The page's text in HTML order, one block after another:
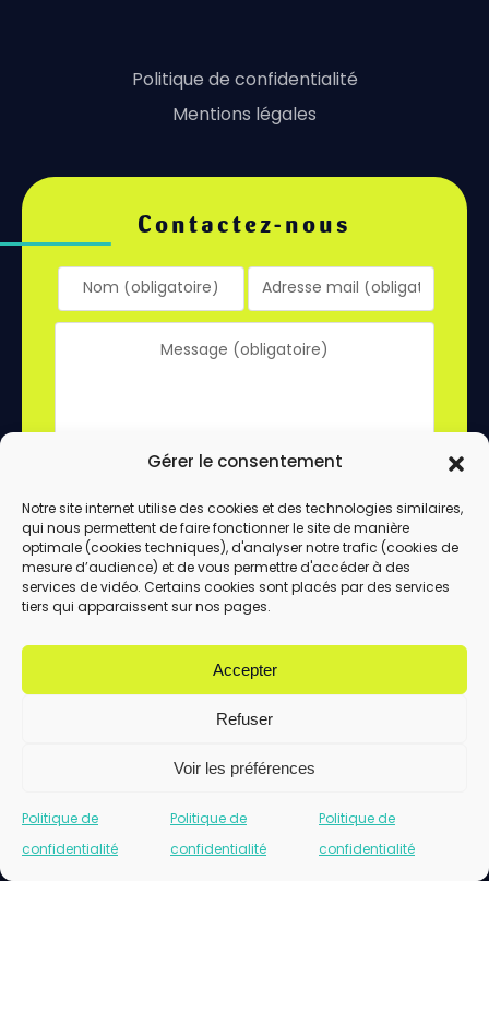
Gérer le consentement
Notre site internet utilise des cookies et des technologies similaires,
qui nous permettent de faire fonctionner le site de manière
optimale (cookies techniques), d'analyser notre trafic (cookies de
mesure d’audience) et de vous permettre d'accéder à des
services de vidéo. Certains cookies sont placés par des services
tiers qui apparaissent sur nos pages.
Accepter
Refuser
Voir les préférences
Politique de
confidentialité
Politique de
confidentialité
Politique de
confidentialité
Politique de confidentialité
Mentions légales
Contactez-nous
En utilisant ce formulaire, vous acceptez le
stockage et le traitement de vos données
par ce site.